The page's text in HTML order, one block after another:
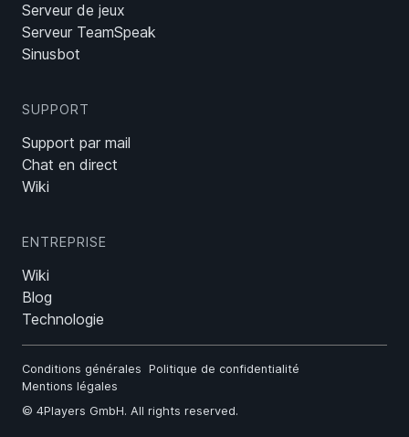
Serveur de jeux
Serveur TeamSpeak
Sinusbot
SUPPORT
Support par mail
Chat en direct
Wiki
ENTREPRISE
Wiki
Blog
Technologie
© 4Players GmbH. All rights reserved.
Conditions générales Politique de confidentialité
Mentions légales